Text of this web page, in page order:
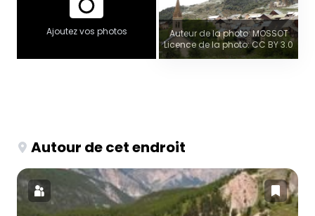
Ajoutez vos photos
Auteur de la photo: MOSSOT
Licence de la photo: CC BY 3.0
Autour de cet endroit